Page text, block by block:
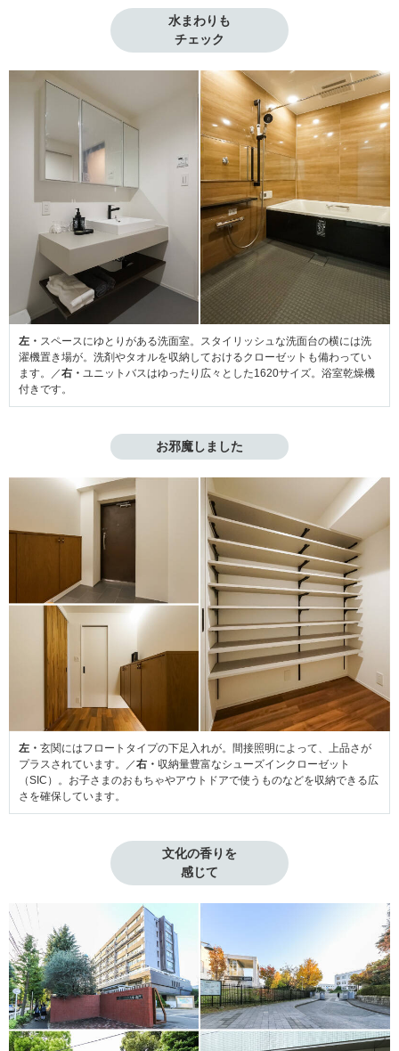
水まわりも
チェック
左・ スペースにゆとりがある洗面室。スタイリッシュな洗面台の横には洗
濯機置き場が。洗剤やタオルを収納しておけるクローゼットも備わってい
ます。／右・ ユニットバスはゆったり広々とした1620サイズ。浴室乾燥機
付きです。
お邪魔しました
左・ 玄関にはフロートタイプの下足入れが。間接照明によって、上品さが
プラスされています。／右・ 収納量豊富なシューズインクローゼット
（SIC）。お子さまのおもちゃやアウトドアで使うものなどを収納できる広
さを確保しています。
文化の香りを
感じて